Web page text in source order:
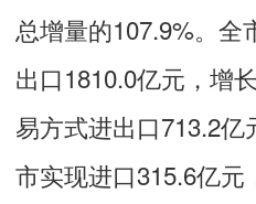
总增量的107.9%。全
出口1810.0亿元，增
易方式进出口713.2
市实现进口315.6亿